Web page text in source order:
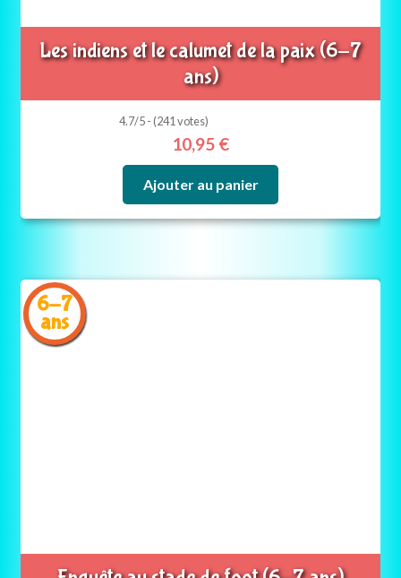
Les indiens et le calumet de la paix (6-7
ans)
4.7/5 - (241 votes)
10,95 €
Ajouter au panier
6-7
ans